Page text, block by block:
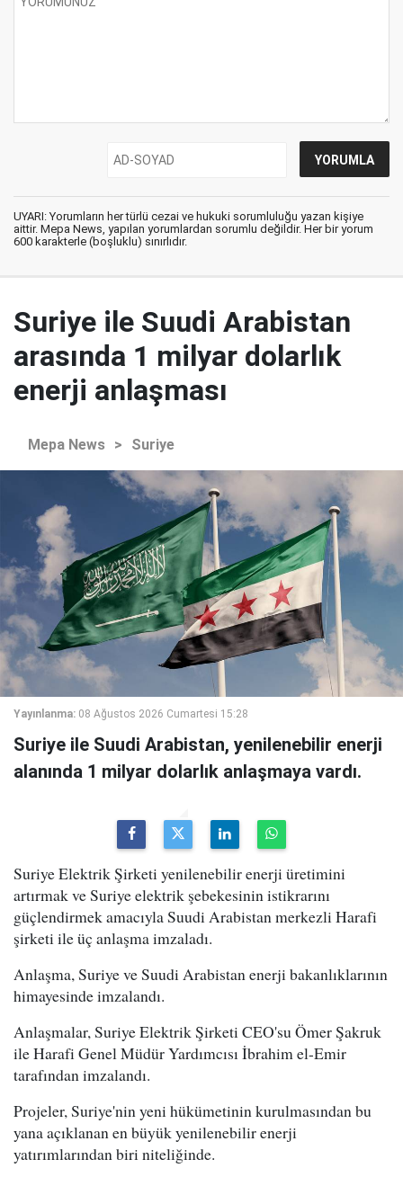
UYARI: Yorumların her türlü cezai ve hukuki sorumluluğu yazan kişiye
aittir. Mepa News, yapılan yorumlardan sorumlu değildir. Her bir yorum
600 karakterle (boşluklu) sınırlıdır.
Suriye ile Suudi Arabistan
arasında 1 milyar dolarlık
enerji anlaşması
Mepa News > Suriye
Yayınlanma: 08 Ağustos 2026 Cumartesi 15:28
Suriye ile Suudi Arabistan, yenilenebilir enerji
alanında 1 milyar dolarlık anlaşmaya vardı.
Suriye Elektrik Şirketi yenilenebilir enerji üretimini
artırmak ve Suriye elektrik şebekesinin istikrarını
güçlendirmek amacıyla Suudi Arabistan merkezli Harafi
şirketi ile üç anlaşma imzaladı.
Anlaşma, Suriye ve Suudi Arabistan enerji bakanlıklarının
himayesinde imzalandı.
Anlaşmalar, Suriye Elektrik Şirketi CEO'su Ömer Şakruk
ile Harafi Genel Müdür Yardımcısı İbrahim el-Emir
tarafından imzalandı.
Projeler, Suriye'nin yeni hükümetinin kurulmasından bu
yana açıklanan en büyük yenilenebilir enerji
yatırımlarından biri niteliğinde.